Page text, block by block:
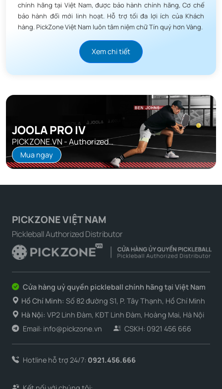
chính hãng tại Việt Nam, được bảo hành chính hãng, Cơ chế
bảo hành đổi mới linh hoạt. Hỗ trợ tối đa lợi ích của Khách
hàng. PickZone Việt Nam luôn tâm niệm chữ Tín quý hơn Vàng.
Xem chi tiết
JOOLA PRO IV
PICKZONE.VN - Authorized
Distributor
Mua ngay
PICKZONE VIỆT NAM
Pickleball Authorized Distributor
Cửa hàng uỷ quyền pickleball chính hãng tại Việt Nam
Hồ Chí Minh: Số 82 đường S1, P. Tây Thạnh, Hồ Chí Minh
Hà Nội: VP2 Linh Đàm, KĐT Linh Đàm, Hoàng Mai, Hà Nội
Email: info@pickzone.vn
CSKH: 0921 456 666
Hotline hỗ trợ 24/7: 0921.456.666